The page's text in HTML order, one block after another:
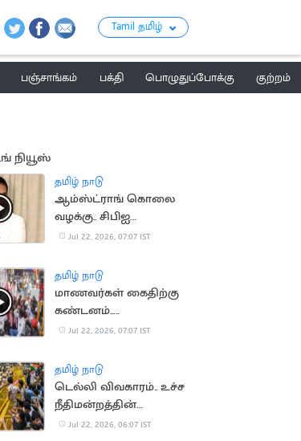
Tamil தமிழ்
பஞ்சாங்கம் பக்தி பொழுதுப்போக்கு
குற்றம்
நியூஸ்
தமிழ் நாடு
ஆம்ஸ்ட்ராங் கொலை
வழக்கு.. சிபிஐ
விசாரணைக்கு
அனுமதி
Jul 22, 2026, 07:07 IST
தமிழ் நாடு
மாணவர்கள் கைதிற்கு
கண்டனம்..
திருவொற்றியூர் காவல்
Jul 22, 2026, 07:07 IST
தமிழ் நாடு
டெல்லி விவகாரம்.. உச்ச
நீதிமன்றத்தின்
கருத்தால் சர்ச்சை
Jul 22, 2026, 06:07 IST